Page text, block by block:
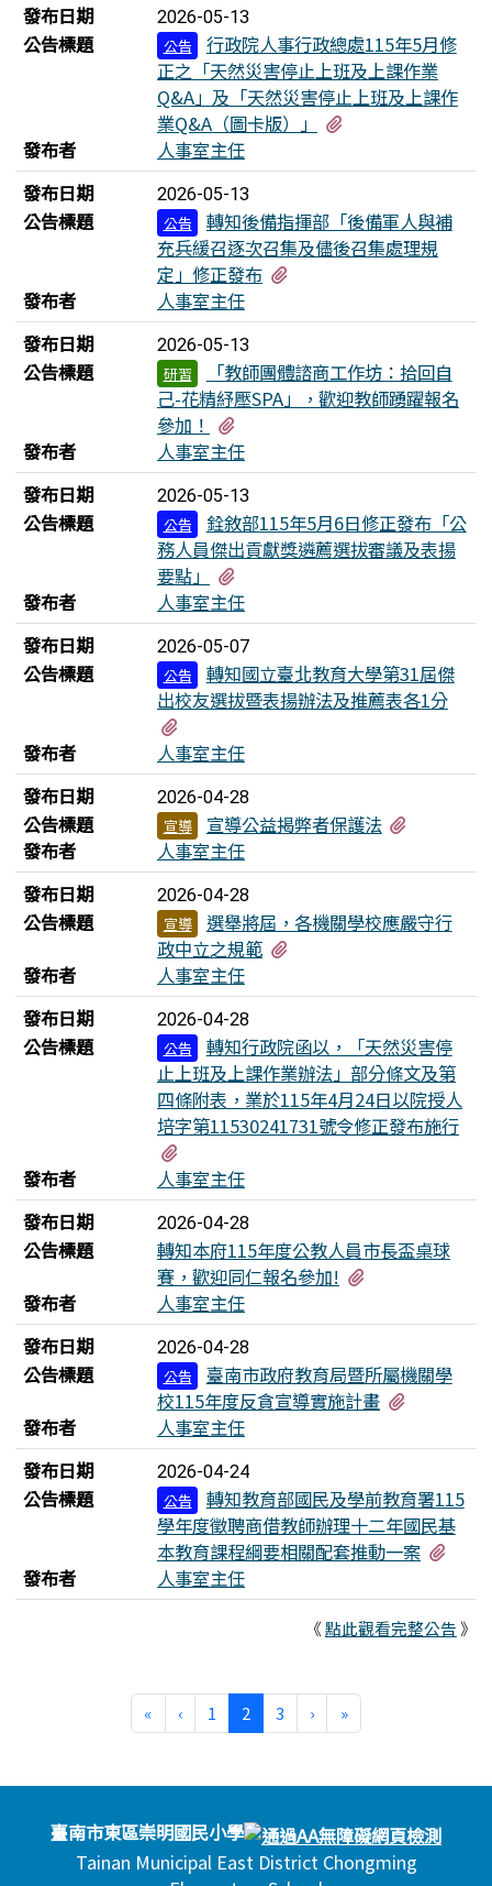
發布日期
2026-05-13
公告標題 公告
行政院人事行政總處115年5月修
正之「天然災害停止上班及上課作業
Q&A」及「天然災害停止上班及上課作
業Q&A（圖卡版）」
發布者
人事室主任
發布日期
2026-05-13
公告標題 公告
轉知後備指揮部「後備軍人與補
充兵緩召逐次召集及儘後召集處理規
定」修正發布
發布者
人事室主任
發布日期
2026-05-13
公告標題 研習
「教師團體諮商工作坊：拾回自
己-花精紓壓SPA」，歡迎教師踴躍報名
參加！
發布者
人事室主任
發布日期
2026-05-13
公告標題 公告
銓敘部115年5月6日修正發布「公
務人員傑出貢獻獎遴薦選拔審議及表揚
要點」
發布者
人事室主任
發布日期
2026-05-07
公告標題 公告
轉知國立臺北教育大學第31屆傑
出校友選拔暨表揚辦法及推薦表各1分
發布者
人事室主任
發布日期
2026-04-28
公告標題 宣導 宣導公益揭弊者保護法
發布者
人事室主任
發布日期
2026-04-28
公告標題 宣導
選舉將屆，各機關學校應嚴守行
政中立之規範
發布者
人事室主任
發布日期
2026-04-28
公告標題 公告
轉知行政院函以，「天然災害停
止上班及上課作業辦法」部分條文及第
四條附表，業於115年4月24日以院授人
培字第11530241731號令修正發布施行
發布者
人事室主任
發布日期
2026-04-28
公告標題
轉知本府115年度公教人員市長盃桌球
賽，歡迎同仁報名參加!
發布者
人事室主任
發布日期
2026-04-28
公告標題 公告
臺南市政府教育局暨所屬機關學
校115年度反貪宣導實施計畫
發布者
人事室主任
發布日期
2026-04-24
公告標題 公告
轉知教育部國民及學前教育署115
學年度徵聘商借教師辦理十二年國民基
本教育課程綱要相關配套推動一案
發布者
人事室主任
《點此觀看完整公告》
«第一頁
‹上一頁
1 2 (目前頁次)
3 ›下一頁
»最後頁
頁尾區域內容
臺南市東區崇明國民小學
Tainan Municipal East District Chongming